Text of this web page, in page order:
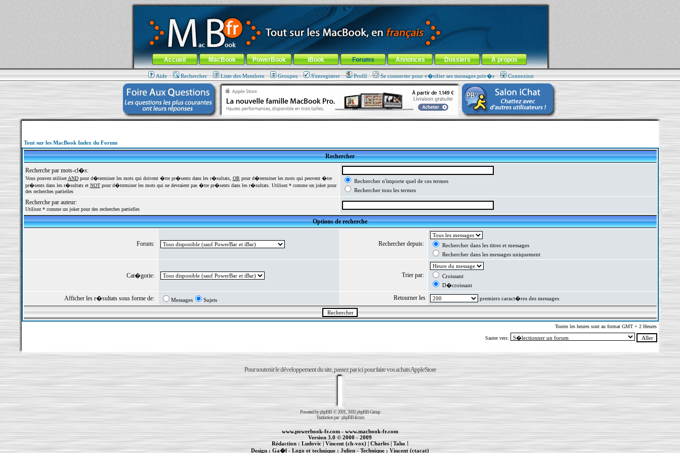
MacBook-fr.com : 100% Apple... 100% nomade !
Aller au contenu-Aller au menu général-Aller au menu de la rubrique
Menu général
Accueil MacBook PowerBook iBook Forums Annonces Dossiers À propos
Aide Rechercher Liste des Membres Groupes S'enregistrer Profil Se connecter pour v�rifier ses messages priv�s Connexion
Tout sur les MacBook Index du Forum
Rechercher
Recherche par mots-cl�s:
Vous pouvez utiliserANDpour d�terminer les mots qui doivent �tre pr�sents dans les r�sultats, OR pour d�terminer les mots qui peuvent �tre
pr�sents dans les r�sultats et NOTpour d�terminer les mots qui ne devraient pas �tre pr�sents dans les r�sultats. Utilisez * comme un joker pour
des recherches partielles
Rechercher n'importe quel de ces termes
Rechercher tous les termes
Recherche par auteur:
Utilisez * comme un joker pour des recherches partielles
Options de recherche
Forum: Rechercher depuis:
Rechercher dans les titres et messages
Rechercher dans les messages uniquement
Cat�gorie: Trier par:
Croissant
D�croissant
Afficher les r�sultats sous forme de: Messages Sujets Retourner les premiers caract�res des messages
Toutes les heures sont au format GMT + 2 Heures
Sauter vers:
Pour soutenir le développement du site, passez par ici pour faire vos achats AppleStore
Powered byphpBB© 2001, 2002 phpBB Group
Traduction par :phpBB-fr.com
www.powerbook-fr.com-www.macbook-fr.com
Version 3.0 © 2000 - 2009
Rédaction :Ludovic| Vincent (ch-vox)|Charles| Taho !
Design : Ga�l - Logo et technique : Julien - Technique :Vincent (ctacat)